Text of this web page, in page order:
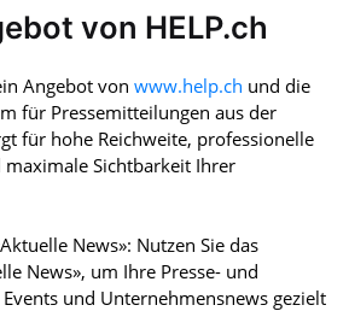
von HELP.ch
Angebot von www.help.ch und die
für Pressemitteilungen aus der
für hohe Reichweite, professionelle
Sichtbarkeit Ihrer
News»: Nutzen Sie das
News», um Ihre Presse- und
und Unternehmensnews gezielt